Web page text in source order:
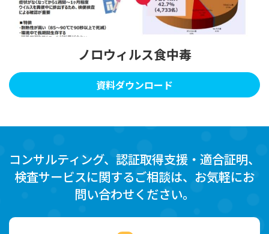
ノロウィルス食中毒
資料ダウンロード
コンサルティング、認証取得支援・適合証明、
検査サービスに関するご相談は、お気軽にお
問い合わせください。